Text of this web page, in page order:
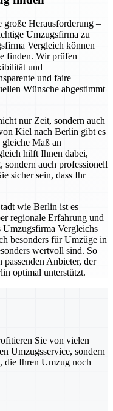
Herausforderung –
Umzugsfirma zu
Vergleich können
finden. Wir prüfen
und
und faire
Wünsche abgestimmt
nur Zeit, sondern auch
Kiel nach Berlin gibt es
Maß an
hilft Ihnen dabei,
auch professionell
sicher sein, dass Ihr
wie Berlin ist es
regionale Erfahrung und
Vergleichs
besonders für Umzüge in
wertvoll sind. So
Anbieter, der
optimal unterstützt.
Sie von vielen
Umzugsservice, sondern
die Ihren Umzug noch